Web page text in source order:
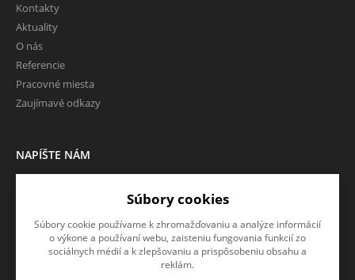
Kontakty
Aktuality
O nás
Referencie
Pracovné miesta
Zaujímavé odkazy
NAPÍŠTE NÁM
našich produktoch alebo e-
CHCEM NAPÍSAŤ SPRÁVU
Súbory cookies
Súbory cookie používame k zhromažďovaniu a analýze informácií
o výkone a používaní webu, zaisteniu fungovania funkcií zo
sociálnych médií a k zlepšovaniu a prispôsobeniu obsahu a
reklám.